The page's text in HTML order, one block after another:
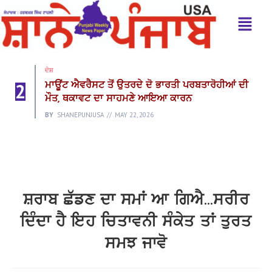
2
ਦੇਸ਼
ਮਾਊਂਟ ਐਵਰੈਸਟ ਤੋਂ ਉਤਰਦੇ ਦੋ ਭਾਰਤੀ ਪਰਬਤਾਰੋਹੀਆਂ ਦੀ
ਮੌਤ, ਥਕਾਵਟ ਦਾ ਸਾਹਮਣੇ ਆਇਆ ਕਾਰਨ
BY SHANEPUNJUSA MAY 22, 2026
ਸ਼ਰਾਬ ਛੱਡਣ ਦਾ ਸਮਾਂ ਆ ਗਿਐ…ਸਰੀਰ
ਦਿੰਦਾ ਹੈ ਇਹ ਚਿਤਾਵਨੀ ਸੰਕੇਤ ਤਾਂ ਤੁਰਤ
ਸਮਝ ਜਾਵੋ